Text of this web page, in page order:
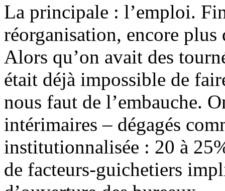
La principale : l’emploi.
réorganisation, encore plus
Alors qu’on avait des
était déjà impossible de
nous faut de l’embauche.
intérimaires – dégagés
institutionnalisée : 20 à
de facteurs-guichetiers